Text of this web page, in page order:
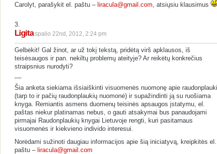
Carolyt, parašykit el. paštu – liracula@gmail.com , atsiųsiu klausimus
3.
Ligita spalio 22nd, 2012, 2:24 pm
Gelbėkit! Gal žinot, ar už tokį tekstą, pridėtą virš apklausos, iš
teisėsaugos ir pan. nekiltų problemų ateityje? Ar reikėtų konkrečius
straipsnius nurodyti?
Šia anketa siekiama išsiaiškinti visuomenės nuomonę apie
(tarp to ir pačių raudonplaukių nuomonė) ir supažindinti ją su ruošiama
knyga. Remiantis asmens duomenų teisinės apsaugos įstatymu, el.
paštas niekur platinamas nebus, o gauti atsakymai bus panaudojami
pirmajai Raudonplaukių knygai Lietuvoje rengti, kuri pasitarnaus
visuomenės ir kiekvieno individo interesui.
Norėdami sužinoti daugiau informacijos apie šią iniciatyvą, kreipkitės el.
paštu – liracula@gmail.com